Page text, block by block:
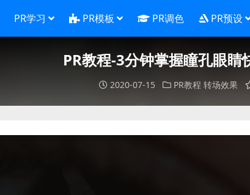
PR学习 PR模板 PR调色 PR预设
PR教程-3分钟掌握瞳孔眼睛
2020-07-15 PR教程 转场效果